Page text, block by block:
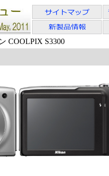
COOLPIX S3300